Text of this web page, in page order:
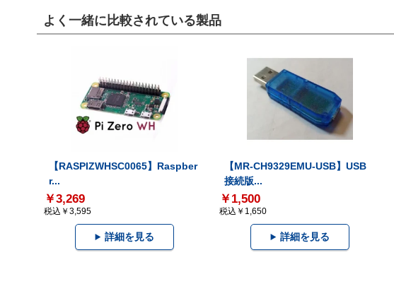
よく一緒に比較されている製品
【RASPIZWHSC0065】Raspber
r...
￥3,269
税込￥3,595
詳細を見る
【MR-CH9329EMU-USB】USB
接続版...
￥1,500
税込￥1,650
詳細を見る